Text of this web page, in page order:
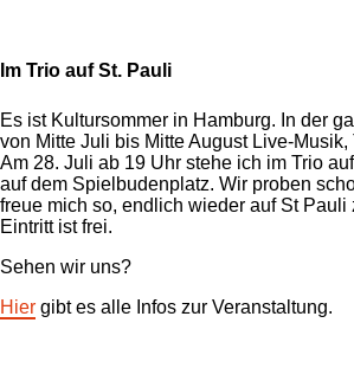
Im Trio auf St. Pauli
Es ist Kultursommer in Hamburg. In der
von Mitte Juli bis Mitte August Live-
Am 28. Juli ab 19 Uhr stehe ich im Trio
auf dem Spielbudenplatz. Wir proben
freue mich so, endlich wieder auf St Pauli
Eintritt ist frei.
Sehen wir uns?
Hier gibt es alle Infos zur Veranstaltung.